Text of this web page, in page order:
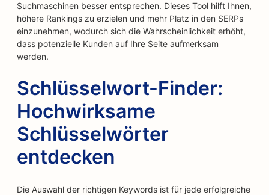
Suchmaschinen besser entsprechen. Dieses Tool hilft Ihnen,
höhere Rankings zu erzielen und mehr Platz in den SERPs
einzunehmen, wodurch sich die Wahrscheinlichkeit erhöht,
dass potenzielle Kunden auf Ihre Seite aufmerksam
werden.
Schlüsselwort-Finder:
Hochwirksame
Schlüsselwörter
entdecken
Die Auswahl der richtigen Keywords ist für jede erfolgreiche